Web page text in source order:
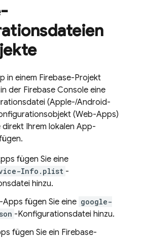
in einem Firebase-Projekt
der Firebase Console eine
(Apple-/Android-
(Web-Apps)
direkt Ihrem lokalen App-
fügen Sie eine
Info.plist -
hinzu.
fügen Sie eine google-
-Konfigurationsdatei hinzu.
fügen Sie ein Firebase-